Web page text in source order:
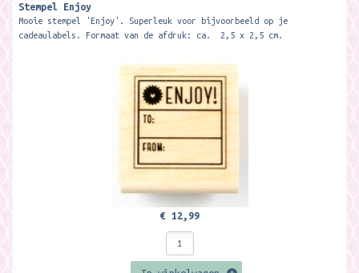
Stempel Enjoy
Mooie stempel 'Enjoy'. Superleuk voor bijvoorbeeld op je
cadeaulabels. Formaat van de afdruk: ca. 2,5 x 2,5 cm.
€ 12,99